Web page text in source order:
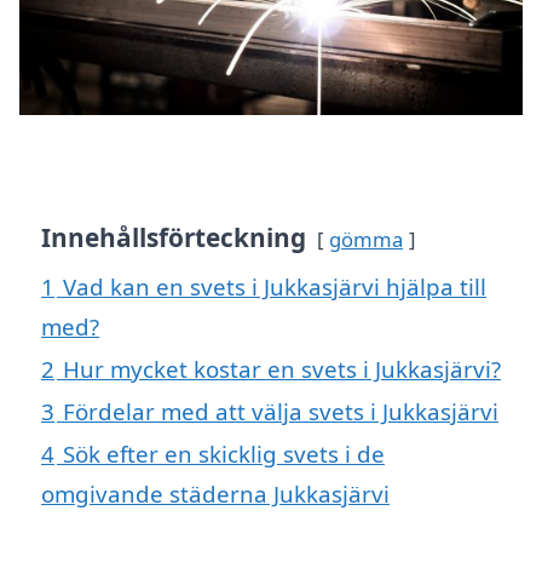
Innehållsförteckning gömma
1 Vad kan en svets i Jukkasjärvi hjälpa till
med?
2 Hur mycket kostar en svets i Jukkasjärvi?
3 Fördelar med att välja svets i Jukkasjärvi
4 Sök efter en skicklig svets i de
omgivande städerna Jukkasjärvi